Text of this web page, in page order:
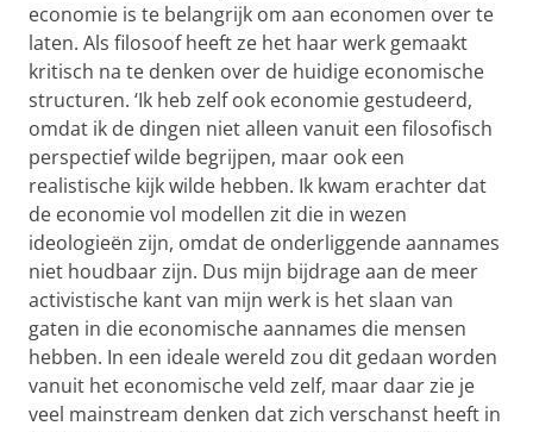
economie is te belangrijk om aan economen over te
laten. Als filosoof heeft ze het haar werk gemaakt
kritisch na te denken over de huidige economische
structuren. ‘Ik heb zelf ook economie gestudeerd,
omdat ik de dingen niet alleen vanuit een filosofisch
perspectief wilde begrijpen, maar ook een
realistische kijk wilde hebben. Ik kwam erachter dat
de economie vol modellen zit die in wezen
ideologieën zijn, omdat de onderliggende aannames
niet houdbaar zijn. Dus mijn bijdrage aan de meer
activistische kant van mijn werk is het slaan van
gaten in die economische aannames die mensen
hebben. In een ideale wereld zou dit gedaan worden
vanuit het economische veld zelf, maar daar zie je
veel mainstream denken dat zich verschanst heeft in